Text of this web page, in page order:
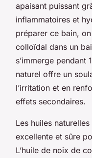
apaisant puissant
inflammatoires et
préparer ce bain,
colloïdal dans un
s’immerge pendant
naturel offre un
l’irritation et en
effets secondaires.
Les huiles
excellente et sûre
L’huile de noix de